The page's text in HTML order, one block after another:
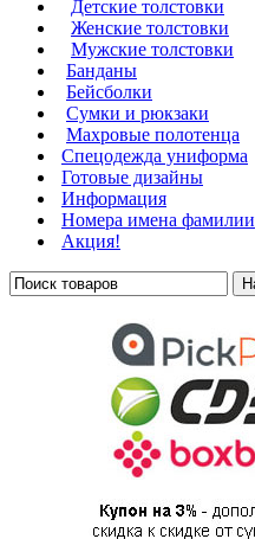
Детские толстовки
Женские толстовки
Мужские толстовки
Банданы
Бейсболки
Сумки и рюкзаки
Махровые полотенца
Cпецодежда униформа
Готовые дизайны
Информация
Номера имена фамилии
Акция!